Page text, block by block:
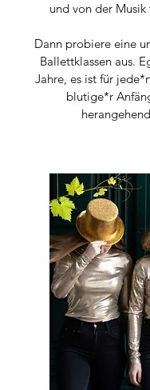
und von der Musik
Dann probiere eine
Ballettklassen aus.
Jahre, es ist für
blutige*r